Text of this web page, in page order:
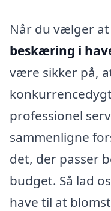
Når du vælger
beskæring i
være sikker på,
professionel
sammenligne
det, der passer
budget. Så lad
have til at